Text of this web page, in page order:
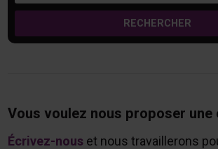
RECHERCHER
Vous voulez nous proposer une
Écrivez-nouset nous travaillerons